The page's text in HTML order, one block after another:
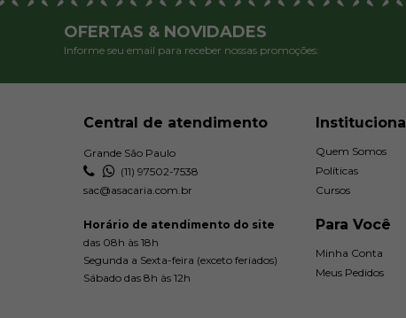
OFERTAS & NOVIDADES
Informe seu email para receber nossas promoções:
Central de atendimento
Grande São Paulo
(11) 97502-7538
sac@asacaria.com.br
Horário de atendimento do site
das 08h às 18h
Segunda a Sexta-feira (exceto feriados)
Sábado das 8h às 12h
Institucional
Quem Somos
Políticas
Cursos
Para Você
Minha Conta
Meus Pedidos